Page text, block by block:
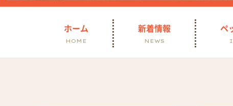
ホーム
HOME
新着情報
NEWS
ペ